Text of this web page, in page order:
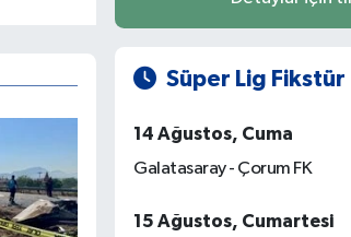
Süper Lig Fikstür
14 Ağustos, Cuma
Galatasaray - Çorum FK
15 Ağustos, Cumartesi